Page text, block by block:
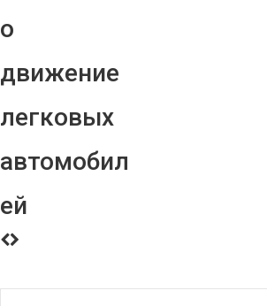
о
движение
легковых
автомобил
ей